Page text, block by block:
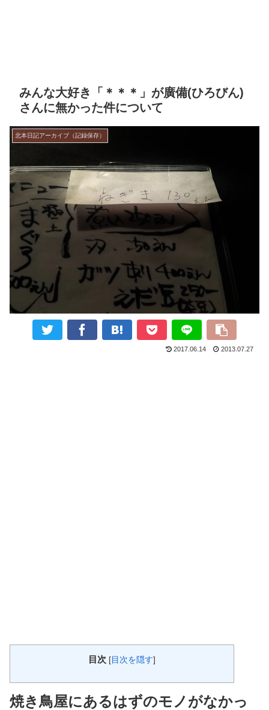
みんな大好き「＊＊＊」が廣備(ひろびん)
さんに無かった件について
北本日記アーカイブ（記録保存）
2017.06.14 2013.07.27
目次 [ 目次を隠す]
焼き鳥屋にあるはずのモノがなかっ